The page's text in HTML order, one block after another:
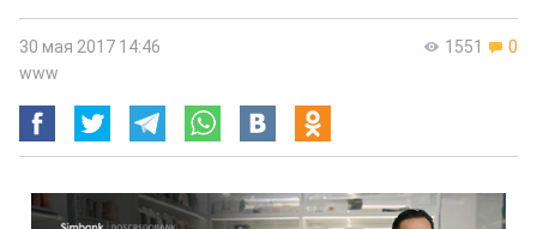
1551 0
30 мая 2017 14:46
www